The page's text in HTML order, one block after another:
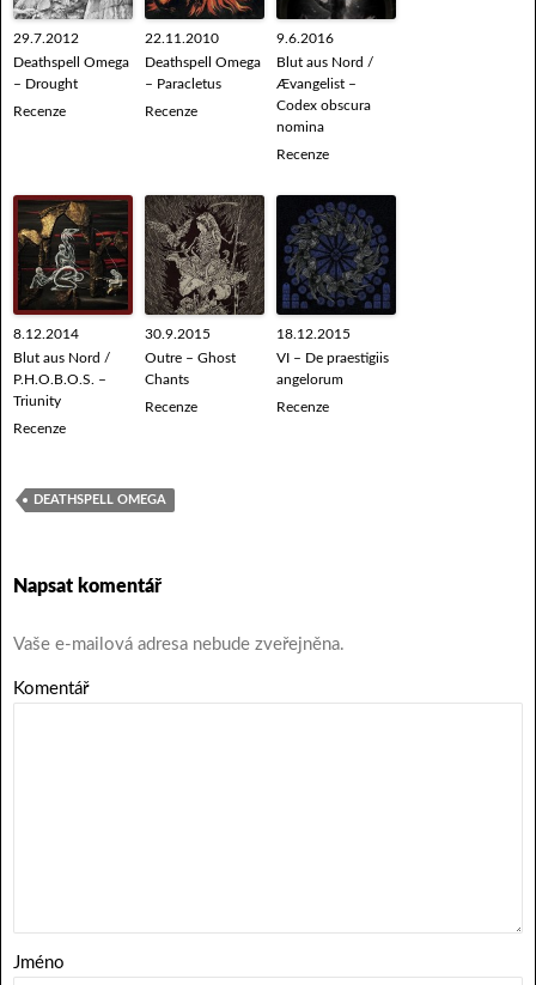
29.7.2012
Deathspell Omega
– Drought
Recenze
22.11.2010
Deathspell Omega
– Paracletus
Recenze
9.6.2016
Blut aus Nord /
Ævangelist –
Codex obscura
nomina
Recenze
8.12.2014
Blut aus Nord /
P.H.O.B.O.S. –
Triunity
Recenze
30.9.2015
Outre – Ghost
Chants
Recenze
18.12.2015
VI – De praestigiis
angelorum
Recenze
DEATHSPELL OMEGA
Napsat komentář
Vaše e-mailová adresa nebude zveřejněna.
Komentář
Jméno